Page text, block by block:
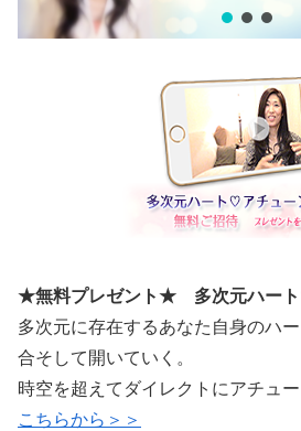
★無料プレゼント★ 多次元ハート
多次元に存在するあなた自身のハ
合そして開いていく。
時空を超えてダイレクトにアチュ
こちらから＞＞